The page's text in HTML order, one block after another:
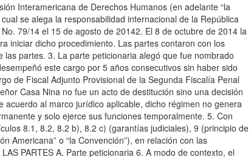
Interamericana de Derechos Humanos (en adelante “la
se alega la responsabilidad internacional de la República
79/14 el 15 de agosto de 20142. El 8 de octubre de 2014 la
iniciar dicho procedimiento. Las partes contaron con los
partes. 3. La parte peticionaria alegó que fue nombrado
este cargo por 5 años consecutivos sin haber sido
de Fiscal Adjunto Provisional de la Segunda Fiscalía Penal
Casa Nina no fue un acto de destitución sino una decisión
al marco jurídico aplicable, dicho régimen no genera
y solo ejerce sus funciones temporalmente. 5. Con
8.1, 8.2, 8.2 b), 8.2 c) (garantías judiciales), 9 (principio de
Americana” o “la Convención”), en relación con las
PARTES A. Parte peticionaria 6. A modo de contexto, el